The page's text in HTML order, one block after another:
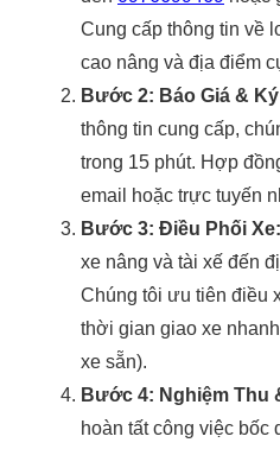
Cung cấp thông tin về
cao nâng và địa điểm
Bước 2: Báo Giá &
thông tin cung cấp,
trong 15 phút. Hợp
email hoặc trực tuyến
Bước 3: Điều Phối Xe:
xe nâng và tài xế đến
Chúng tôi ưu tiên điều
thời gian giao xe
xe sẵn).
Bước 4: Nghiệm Thu
hoàn tất công việc bốc